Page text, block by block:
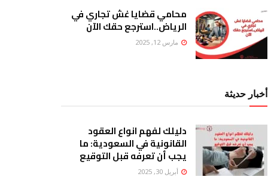
محامي قضايا غش تجاري في
الرياض..استرجع حقك الآن
مارس 12, 2025
أخبار حديثة
دليلك لفهم انواع العقود
القانونية في السعودية: ما
يجب أن تعرفه قبل التوقيع
أبريل 30, 2025